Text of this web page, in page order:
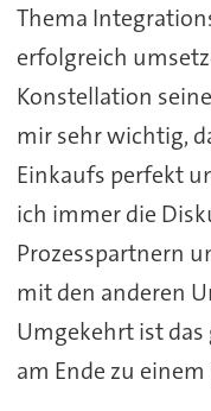
Thema
erfolgreich
Konstellation
mir sehr wichtig,
Einkaufs perfekt
ich immer die
Prozesspartnern
mit den anderen
Umgekehrt ist
am Ende zu